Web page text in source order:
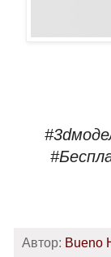
Автор: Bueno